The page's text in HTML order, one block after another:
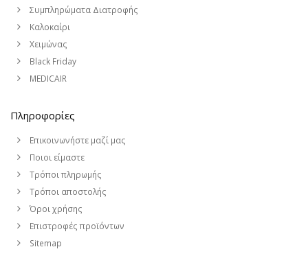
Συμπληρώματα Διατροφής
Καλοκαίρι
Χειμώνας
Black Friday
MEDICAIR
Πληροφορίες
Επικοινωνήστε μαζί μας
Ποιοι είμαστε
Τρόποι πληρωμής
Τρόποι αποστολής
Όροι χρήσης
Επιστροφές προϊόντων
Sitemap